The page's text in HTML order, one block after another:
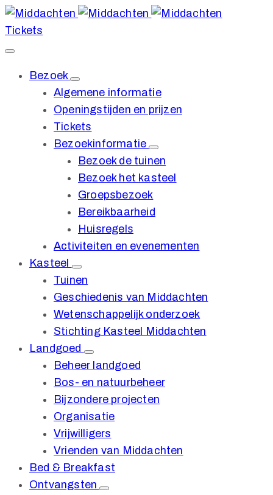
Tickets
Bezoek
Algemene informatie
Openingstijden en prijzen
Tickets
Bezoekinformatie
Bezoek de tuinen
Bezoek het kasteel
Groepsbezoek
Bereikbaarheid
Huisregels
Activiteiten en evenementen
Kasteel
Tuinen
Geschiedenis van Middachten
Wetenschappelijk onderzoek
Stichting Kasteel Middachten
Landgoed
Beheer landgoed
Bos- en natuurbeheer
Bijzondere projecten
Organisatie
Vrijwilligers
Vrienden van Middachten
Bed & Breakfast
Ontvangsten